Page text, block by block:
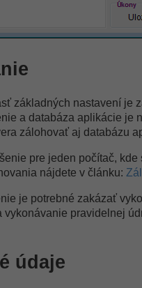
základných nastavení je
a databáza aplikácie je
zálohovať aj databázu
pre jeden počítač,
nájdete v článku:
je potrebné zakázať
vykonávanie pravidelnej
údaje